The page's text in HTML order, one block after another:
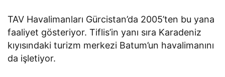
TAV Havalimanları Gürcistan’da 2005’ten bu yana
faaliyet gösteriyor. Tiflis’in yanı sıra Karadeniz
kıyısındaki turizm merkezi Batum’un havalimanını
da işletiyor.